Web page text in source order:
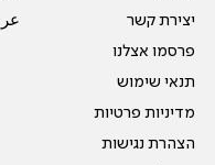
יצירת קשר
פרסמו אצלנו
תנאי שימוש
מדיניות פרטיות
הצהרת נגישות